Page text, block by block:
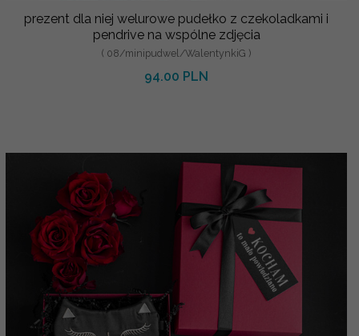
prezent dla niej welurowe pudełko z czekoladkami i
pendrive na wspólne zdjęcia
( 08/minipudwel/WalentynkiG )
94.00 PLN